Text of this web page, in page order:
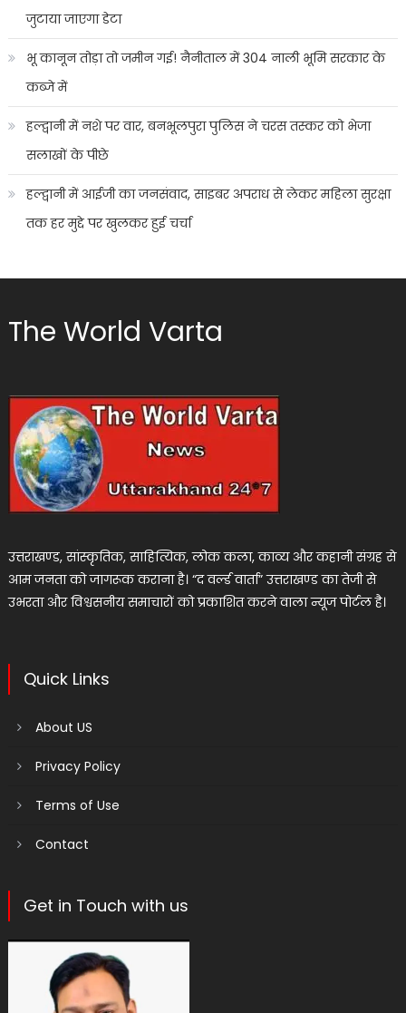
जुटाया जाएगा डेटा
भू कानून तोड़ा तो जमीन गई! नैनीताल में 304 नाली भूमि सरकार के
कब्जे में
हल्द्वानी में नशे पर वार, बनभूलपुरा पुलिस ने चरस तस्कर को भेजा
सलाखों के पीछे
हल्द्वानी में आईजी का जनसंवाद, साइबर अपराध से लेकर महिला सुरक्षा
तक हर मुद्दे पर खुलकर हुई चर्चा
The World Varta
उत्तराखण्ड, सांस्कृतिक, साहित्यिक, लोक कला, काव्य और कहानी संग्रह से
आम जनता को जागरूक कराना है। “द वर्ल्ड वार्ता” उत्तराखण्ड का तेजी से
उभरता और विश्वसनीय समाचारों को प्रकाशित करने वाला न्यूज पोर्टल है।
Quick Links
About US
Privacy Policy
Terms of Use
Contact
Get in Touch with us